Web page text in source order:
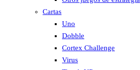
Cartas
Uno
Dobble
Cortex Challenge
Virus